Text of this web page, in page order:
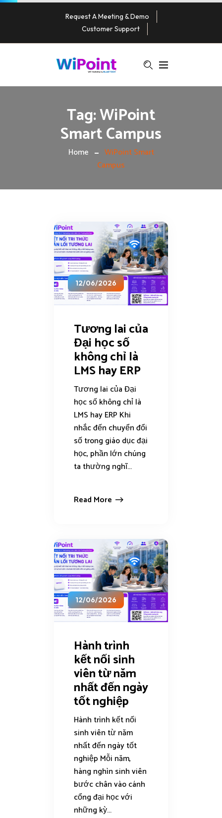
Request A Meeting & Demo
Customer Support
Tag:WiPoint
Smart Campus
Home
WiPoint Smart
Campus
12/06/2026
Tương lai của
Đại học số
không chỉ là
LMS hay ERP
Tương lai của Đại
học số không chỉ là
LMS hay ERP Khi
nhắc đến chuyển đổi
số trong giáo dục đại
học, phần lớn chúng
ta thường nghĩ...
Read More
12/06/2026
Hành trình
kết nối sinh
viên từ năm
nhất đến ngày
tốt nghiệp
Hành trình kết nối
sinh viên từ năm
nhất đến ngày tốt
nghiệp Mỗi năm,
hàng nghìn sinh viên
bước chân vào cánh
cổng đại học với
những kỳ...